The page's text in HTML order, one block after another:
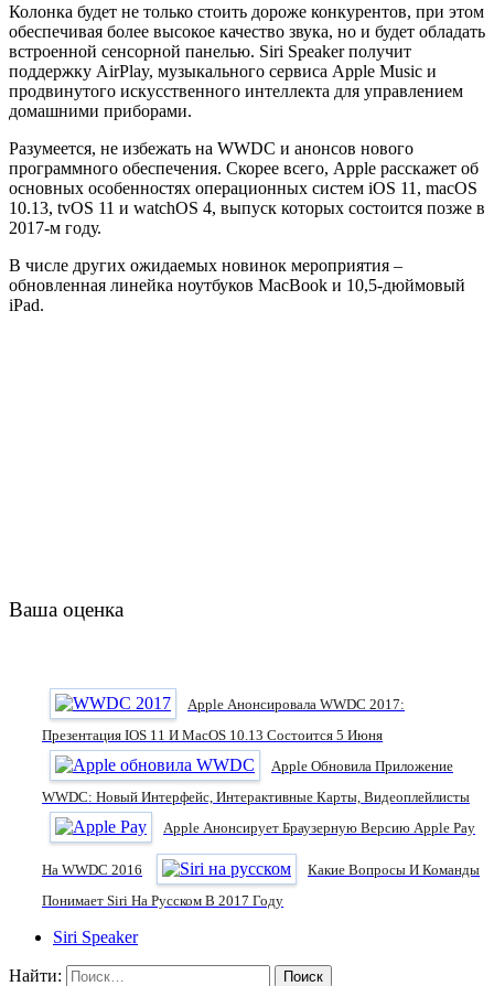
Колонка будет не только стоить дороже конкурентов, при этом
обеспечивая более высокое качество звука, но и будет обладать
встроенной сенсорной панелью. Siri Speaker получит
поддержку AirPlay, музыкального сервиса Apple Music и
продвинутого искусственного интеллекта для управлением
домашними приборами.
Разумеется, не избежать на WWDC и анонсов нового
программного обеспечения. Скорее всего, Apple расскажет об
основных особенностях операционных систем iOS 11, macOS
10.13, tvOS 11 и watchOS 4, выпуск которых состоится позже в
2017-м году.
В числе других ожидаемых новинок мероприятия –
обновленная линейка ноутбуков MacBook и 10,5-дюймовый
iPad.
Ваша оценка
Apple Анонсировала WWDC 2017:
Презентация IOS 11 И MacOS 10.13 Состоится 5 Июня
Apple Обновила Приложение
WWDC: Новый Интерфейс, Интерактивные Карты, Видеоплейлисты
Apple Анонсирует Браузерную Версию Apple Pay
На WWDC 2016
Какие Вопросы И Команды
Понимает Siri На Русском В 2017 Году
Siri Speaker
Найти: